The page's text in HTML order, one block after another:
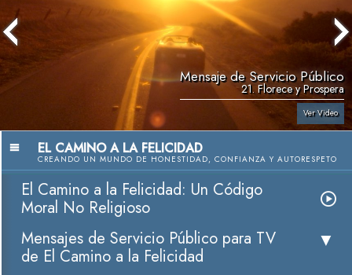
Mensaje de Servicio Público
21. Florece y Prospera
Ver Video
EL CAMINO A LA FELICIDAD
CREANDO UN MUNDO DE HONESTIDAD, CONFIANZA Y AUTORESPETO
El Camino a la Felicidad: Un Código
Moral No Religioso
Mensajes de Servicio Público para TV
de El Camino a la Felicidad